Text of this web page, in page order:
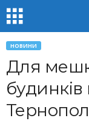
НОВИНИ
Для